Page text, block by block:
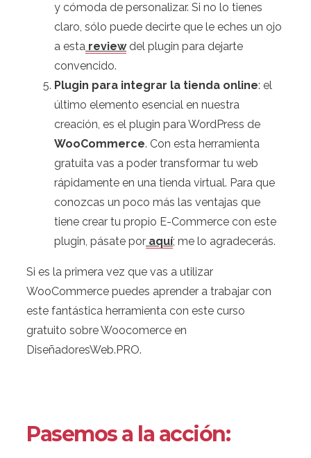
y cómoda de personalizar. Si no lo tienes
claro, sólo puede decirte que le eches un ojo
a esta reviewdel plugin para dejarte
convencido.
Plugin para integrar la tienda online: el
último elemento esencial en nuestra
creación, es el plugin para WordPress de
WooCommerce. Con esta herramienta
gratuita vas a poder transformar tu web
rápidamente en una tienda virtual. Para que
conozcas un poco más las ventajas que
tiene crear tu propio E-Commerce con este
plugin, pásate por aquí; me lo agradecerás.
Si es la primera vez que vas a utilizar
WooCommerce puedes aprender a trabajar con
este fantástica herramienta con este curso
gratuito sobre Woocomerce en
DiseñadoresWeb.PRO.
Pasemos a la acción: